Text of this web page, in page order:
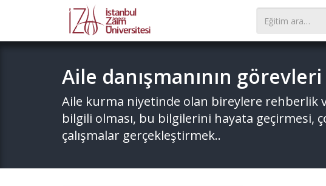
Aile danışmanının
Aile kurma niyetinde olan bireylere rehberlik
bilgili olması, bu bilgilerini hayata geçirmesi,
çalışmalar gerçekleştirmek..